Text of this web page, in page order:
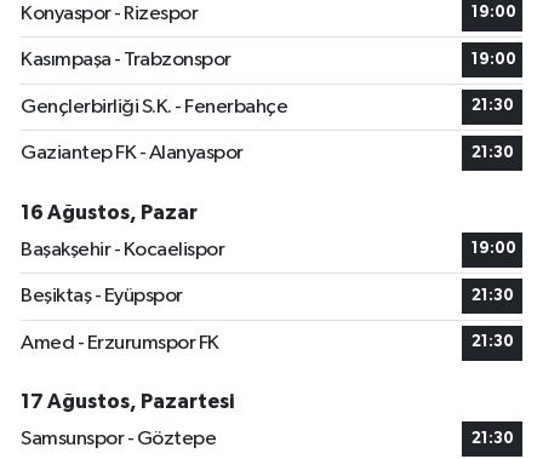
Konyaspor - Rizespor
19:00
Kasımpaşa - Trabzonspor 19:00
Gençlerbirliği S.K. - Fenerbahçe 21:30
Gaziantep FK - Alanyaspor 21:30
16 Ağustos, Pazar
Başakşehir - Kocaelispor
19:00
Beşiktaş - Eyüpspor 21:30
Amed - Erzurumspor FK 21:30
17 Ağustos, Pazartesi
Samsunspor - Göztepe
21:30